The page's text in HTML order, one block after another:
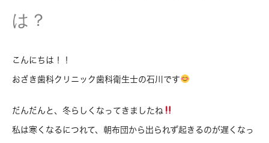
は？
こんにちは！！
おざき歯科クリニック歯科衛生士の石川です
だんだんと、冬らしくなってきましたね
私は寒くなるにつれて、朝布団から出られず起きるのが遅くなっ